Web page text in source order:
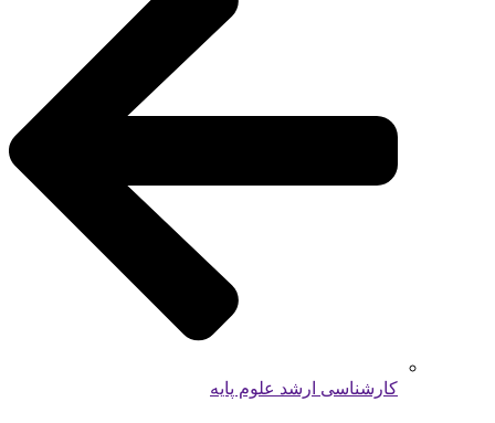
کارشناسی ارشد علوم پایه